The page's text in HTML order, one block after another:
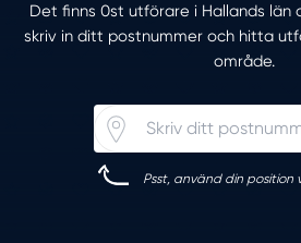
Det finns 0st utförare i Hallands län
skriv in ditt postnummer och hitta
område.
Psst, använd din position